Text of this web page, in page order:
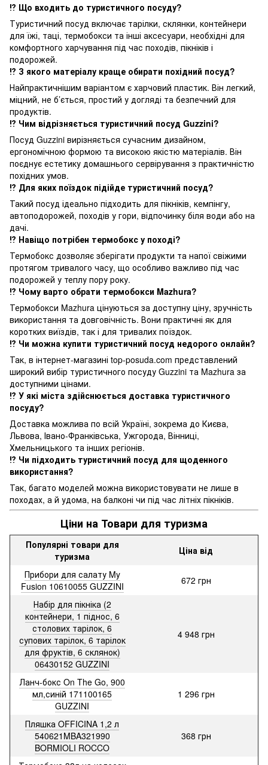
⁉️ Що входить до туристичного посуду?
Туристичний посуд включає тарілки, склянки, контейнери
для їжі, таці, термобокси та інші аксесуари, необхідні для
комфортного харчування під час походів, пікніків і
подорожей.
⁉️ З якого матеріалу краще обирати похідний посуд?
Найпрактичнішим варіантом є харчовий пластик. Він легкий,
міцний, не б’ється, простий у догляді та безпечний для
продуктів.
⁉️ Чим відрізняється туристичний посуд Guzzini?
Посуд Guzzini вирізняється сучасним дизайном,
ергономічною формою та високою якістю матеріалів. Він
поєднує естетику домашнього сервірування з практичністю
похідних умов.
⁉️ Для яких поїздок підійде туристичний посуд?
Такий посуд ідеально підходить для пікніків, кемпінгу,
автоподорожей, походів у гори, відпочинку біля води або на
дачі.
⁉️ Навіщо потрібен термобокс у поході?
Термобокс дозволяє зберігати продукти та напої свіжими
протягом тривалого часу, що особливо важливо під час
подорожей у теплу пору року.
⁉️ Чому варто обрати термобокси Mazhura?
Термобокси Mazhura цінуються за доступну ціну, зручність
використання та довговічність. Вони практичні як для
коротких виїздів, так і для тривалих поїздок.
⁉️ Чи можна купити туристичний посуд недорого онлайн?
Так, в інтернет-магазині top-posuda.com представлений
широкий вибір туристичного посуду Guzzini та Mazhura за
доступними цінами.
⁉️ У які міста здійснюється доставка туристичного
посуду?
Доставка можлива по всій Україні, зокрема до Києва,
Львова, Івано-Франківська, Ужгорода, Вінниці,
Хмельницького та інших регіонів.
⁉️ Чи підходить туристичний посуд для щоденного
використання?
Так, багато моделей можна використовувати не лише в
походах, а й удома, на балконі чи під час літніх пікніків.
Ціни на Товари для туризма
Популярні товари для
туризма
Ціна від
Прибори для салату My
Fusion 10610055 GUZZINI
672 грн
Набір для пікніка (2
контейнери, 1 піднос, 6
столових тарілок, 6
супових тарілок, 6 тарілок
для фруктів, 6 склянок)
06430152 GUZZINI
4 948 грн
Ланч-бокс On The Go, 900
мл,синій 171100165
GUZZINI
1 296 грн
Пляшка OFFICINA 1,2 л
540621MBA321990
BORMIOLI ROCCO
368 грн